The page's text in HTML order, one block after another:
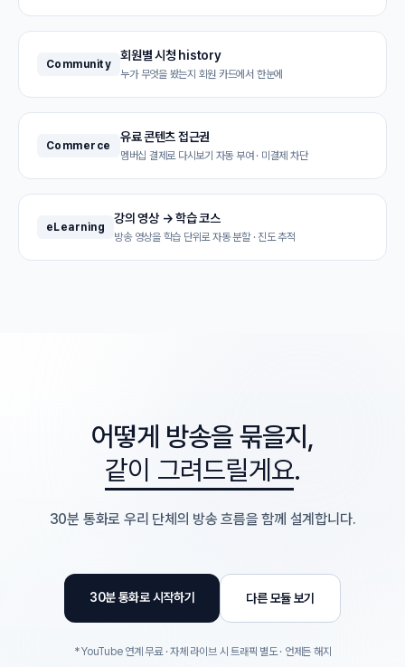
Community
회원별 시청 history
누가 무엇을 봤는지 회원 카드에서 한눈에
Commerce
유료 콘텐츠 접근권
멤버십 결제로 다시보기 자동 부여 · 미결제 차단
eLearning
강의 영상 → 학습 코스
방송 영상을 학습 단위로 자동 분할 · 진도 추적
어떻게 방송을 묶을지,
같이 그려드릴게요.
30분 통화로 우리 단체의 방송 흐름을 함께 설계합니다.
30분 통화로 시작하기 다른 모듈 보기
* YouTube 연계 무료 · 자체 라이브 시 트래픽 별도 · 언제든 해지